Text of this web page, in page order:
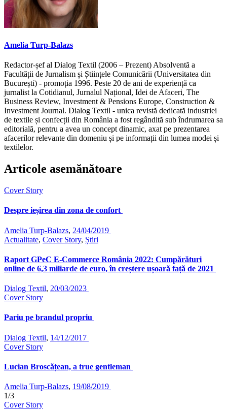
Amelia Turp-Balazs
Redactor-șef al Dialog Textil (2006 – Prezent) Absolventă a
Facultății de Jurnalism și Științele Comunicării (Universitatea din
București) - promoția 1996. Peste 20 de ani de experiență ca
jurnalist la Cotidianul, Jurnalul Național, Idei de Afaceri, The
Business Review, Investment & Pensions Europe, Construction &
Investment Journal. Dialog Textil - unica revistă dedicată industriei
de textile și confecții din România a fost regândită sub îndrumarea sa
editorială, pentru a avea un concept dinamic, axat pe prezentarea
afacerilor relevante din domeniu și pe informații din lumea modei și
textilelor.
Articole asemănătoare
Cover Story
Despre ieșirea din zona de confort
Amelia Turp-Balazs, 24/04/2019
Actualitate, Cover Story, Știri
Raport GPeC E-Commerce România 2022: Cumpărături
online de 6,3 miliarde de euro, în creștere ușoară față de 2021
Dialog Textil, 20/03/2023
Cover Story
Pariu pe brandul propriu
Dialog Textil, 14/12/2017
Cover Story
Lucian Broscățean, a true gentleman
Amelia Turp-Balazs, 19/08/2019
1/3
Cover Story